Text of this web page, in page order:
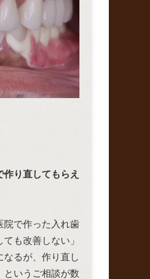
作り直してもらえ
院で作った入れ歯
も改善しない」
なるが、作り直し
というご相談が数